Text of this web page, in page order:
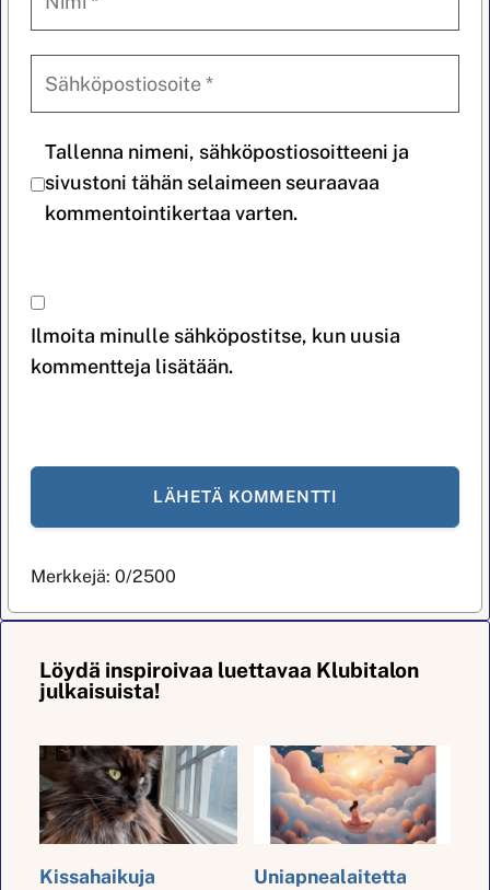
Tallenna nimeni, sähköpostiosoitteeni ja
sivustoni tähän selaimeen seuraavaa
kommentointikertaa varten.
Ilmoita minulle sähköpostitse, kun uusia
kommentteja lisätään.
Merkkejä:0/2500
Löydä inspiroivaa luettavaa Klubitalon
julkaisuista!
Kissahaikuja
Uniapnealaitetta